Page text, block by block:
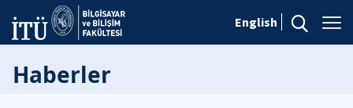
English
Haberler